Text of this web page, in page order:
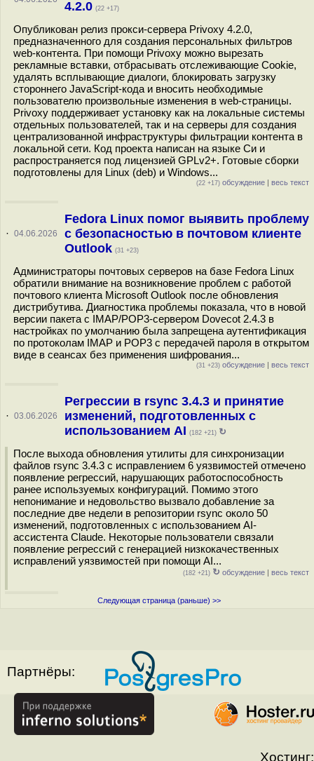
4.2.0 (22 +17)
Опубликован релиз прокси-сервера Privoxy 4.2.0,
предназначенного для создания персональных фильтров
web-контента. При помощи Privoxy можно вырезать
рекламные вставки, отбрасывать отслеживающие Cookie,
удалять всплывающие диалоги, блокировать загрузку
стороннего JavaScript-кода и вносить необходимые
пользователю произвольные изменения в web-страницы.
Privoxy поддерживает установку как на локальные системы
отдельных пользователей, так и на серверы для создания
централизованной инфраструктуры фильтрации контента в
локальной сети. Код проекта написан на языке Си и
распространяется под лицензией GPLv2+. Готовые сборки
подготовлены для Linux (deb) и Windows...
(22 +17) обсуждение | весь текст
· 04.06.2026
Fedora Linux помог выявить проблему
с безопасностью в почтовом клиенте
Outlook (31 +23)
Администраторы почтовых серверов на базе Fedora Linux
обратили внимание на возникновение проблем с работой
почтового клиента Microsoft Outlook после обновления
дистрибутива. Диагностика проблемы показала, что в новой
версии пакета с IMAP/POP3-сервером Dovecot 2.4.3 в
настройках по умолчанию была запрещена аутентификация
по протоколам IMAP и POP3 с передачей пароля в открытом
виде в сеансах без применения шифрования...
(31 +23) обсуждение | весь текст
· 03.06.2026
Регрессии в rsync 3.4.3 и принятие
изменений, подготовленных с
использованием AI (182 +21) ↻
После выхода обновления утилиты для синхронизации
файлов rsync 3.4.3 с исправлением 6 уязвимостей отмечено
появление регрессий, нарушающих работоспособность
ранее используемых конфигураций. Помимо этого
непонимание и недовольство вызвало добавление за
последние две недели в репозитории rsync около 50
изменений, подготовленных с использованием AI-
ассистента Claude. Некоторые пользователи связали
появление регрессий с генерацией низкокачественных
исправлений уязвимостей при помощи AI...
(182 +21) ↻ обсуждение | весь текст
Следующая страница (раньше) >>
Партнёры:
Хостинг: